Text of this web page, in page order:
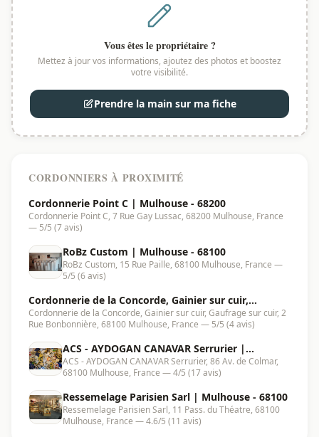
Vous êtes le propriétaire ?
Mettez à jour vos informations, ajoutez des photos et boostez
votre visibilité.
Prendre la main sur ma fiche
CORDONNIERS À PROXIMITÉ
Cordonnerie Point C | Mulhouse - 68200
Cordonnerie Point C, 7 Rue Gay Lussac, 68200 Mulhouse, France
— 5/5 (7 avis)
RoBz Custom | Mulhouse - 68100
RoBz Custom, 15 Rue Paille, 68100 Mulhouse, France —
5/5 (6 avis)
Cordonnerie de la Concorde, Gainier sur cuir,
Gaufrage sur cuir | Mulhouse - 68100
Cordonnerie de la Concorde, Gainier sur cuir, Gaufrage sur cuir, 2
Rue Bonbonnière, 68100 Mulhouse, France — 5/5 (4 avis)
ACS - AYDOGAN CANAVAR Serrurier |
Mulhouse - 68100
ACS - AYDOGAN CANAVAR Serrurier, 86 Av. de Colmar,
68100 Mulhouse, France — 4/5 (17 avis)
Ressemelage Parisien Sarl | Mulhouse - 68100
Ressemelage Parisien Sarl, 11 Pass. du Théatre, 68100
Mulhouse, France — 4.6/5 (11 avis)